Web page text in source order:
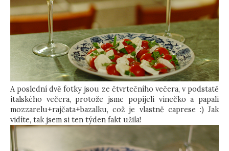
A poslední dvě fotky jsou ze čtvrtečního večera, v podstatě
italského večera, protože jsme popíjeli vínečko a papali
mozzarelu+rajčata+bazalku, což je vlastně caprese :) Jak
vidíte, tak jsem si ten týden fakt užila!